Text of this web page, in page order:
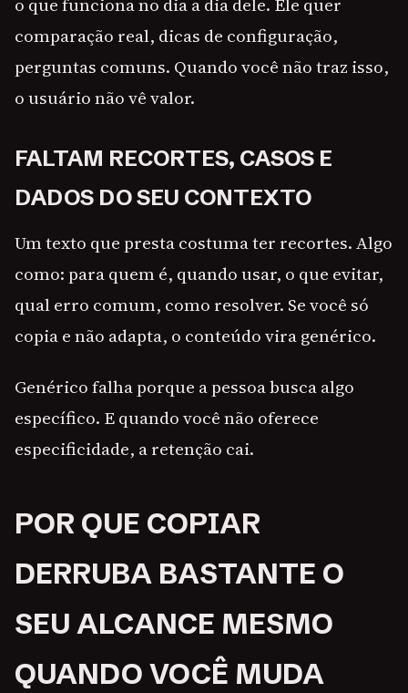
o que funciona no dia a dia dele. Ele quer
comparação real, dicas de configuração,
perguntas comuns. Quando você não traz isso,
o usuário não vê valor.
FALTAM RECORTES, CASOS E
DADOS DO SEU CONTEXTO
Um texto que presta costuma ter recortes. Algo
como: para quem é, quando usar, o que evitar,
qual erro comum, como resolver. Se você só
copia e não adapta, o conteúdo vira genérico.
Genérico falha porque a pessoa busca algo
específico. E quando você não oferece
especificidade, a retenção cai.
POR QUE COPIAR
DERRUBA BASTANTE O
SEU ALCANCE MESMO
QUANDO VOCÊ MUDA